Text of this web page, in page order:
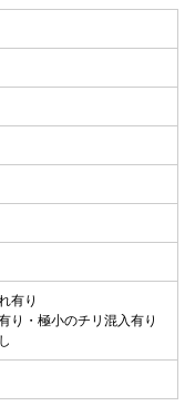
有り
り・極小のチリ混入有り